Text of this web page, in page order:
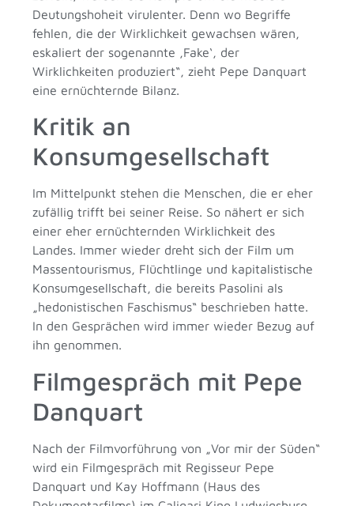
Deutungshoheit virulenter. Denn wo Begriffe
fehlen, die der Wirklichkeit gewachsen wären,
eskaliert der sogenannte ‚Fake‘, der
Wirklichkeiten produziert“, zieht Pepe Danquart
eine ernüchternde Bilanz.
Kritik an
Konsumgesellschaft
Im Mittelpunkt stehen die Menschen, die er eher
zufällig trifft bei seiner Reise. So nähert er sich
einer eher ernüchternden Wirklichkeit des
Landes. Immer wieder dreht sich der Film um
Massentourismus, Flüchtlinge und kapitalistische
Konsumgesellschaft, die bereits Pasolini als
„hedonistischen Faschismus“ beschrieben hatte.
In den Gesprächen wird immer wieder Bezug auf
ihn genommen.
Filmgespräch mit Pepe
Danquart
Nach der Filmvorführung von „Vor mir der Süden“
wird ein Filmgespräch mit Regisseur Pepe
Danquart und Kay Hoffmann (Haus des